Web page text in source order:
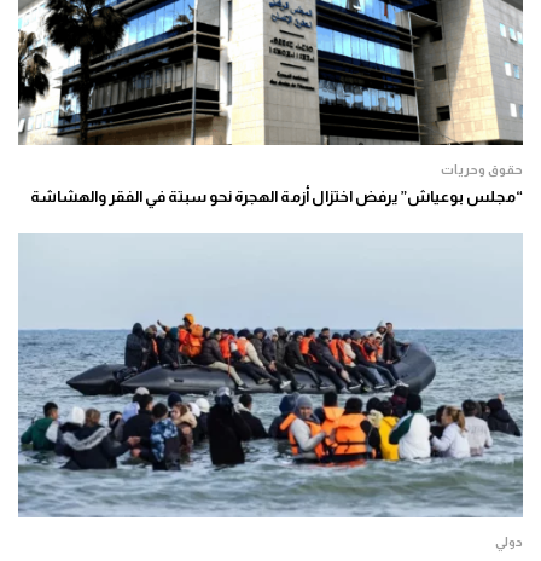
حقوق وحريات
“مجلس بوعياش” يرفض اختزال أزمة الهجرة نحو سبتة في الفقر والهشاشة
دولي